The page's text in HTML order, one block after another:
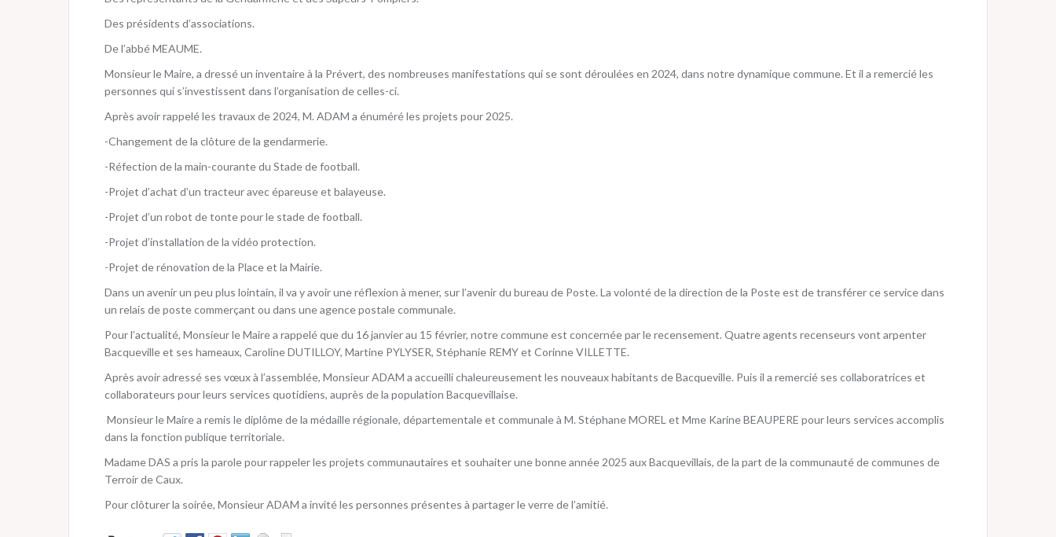
Des présidents d’associations.
De l’abbé MEAUME.
Monsieur le Maire, a dressé un inventaire à la Prévert, des nombreuses manifestations qui se sont déroulées en 2024, dans notre dynamique commune. Et il a remercié les
personnes qui s’investissent dans l’organisation de celles-ci.
Après avoir rappelé les travaux de 2024, M. ADAM a énuméré les projets pour 2025.
-Changement de la clôture de la gendarmerie.
-Réfection de la main-courante du Stade de football.
-Projet d’achat d’un tracteur avec épareuse et balayeuse.
-Projet d’un robot de tonte pour le stade de football.
-Projet d’installation de la vidéo protection.
-Projet de rénovation de la Place et la Mairie.
Dans un avenir un peu plus lointain, il va y avoir une réflexion à mener, sur l’avenir du bureau de Poste. La volonté de la direction de la Poste est de transférer ce service dans
un relais de poste commerçant ou dans une agence postale communale.
Pour l’actualité, Monsieur le Maire a rappelé que du 16 janvier au 15 février, notre commune est concernée par le recensement. Quatre agents recenseurs vont arpenter
Bacqueville et ses hameaux, Caroline DUTILLOY, Martine PYLYSER, Stéphanie REMY et Corinne VILLETTE.
Après avoir adressé ses vœux à l’assemblée, Monsieur ADAM a accueilli chaleureusement les nouveaux habitants de Bacqueville. Puis il a remercié ses collaboratrices et
collaborateurs pour leurs services quotidiens, auprès de la population Bacquevillaise.
Monsieur le Maire a remis le diplôme de la médaille régionale, départementale et communale à M. Stéphane MOREL et Mme Karine BEAUPERE pour leurs services accomplis
dans la fonction publique territoriale.
Madame DAS a pris la parole pour rappeler les projets communautaires et souhaiter une bonne année 2025 aux Bacquevillais, de la part de la communauté de communes de
Terroir de Caux.
Pour clôturer la soirée, Monsieur ADAM a invité les personnes présentes à partager le verre de l’amitié.